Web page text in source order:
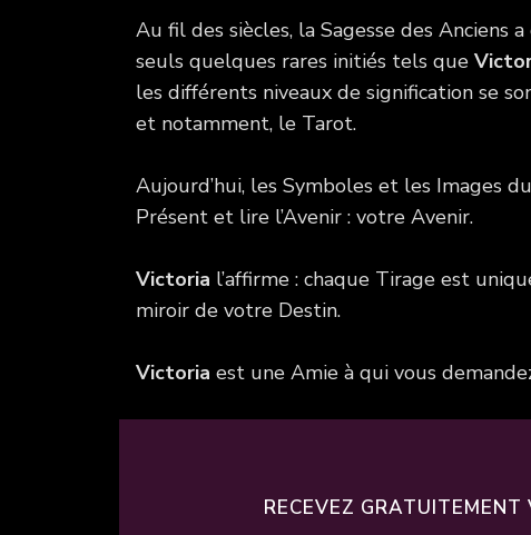
Au fil des siècles, la Sagesse des Anciens
seuls quelques rares initiés tels que
les différents niveaux de signification se
et notamment, le Tarot.
Aujourd’hui, les Symboles et les Images
Présent et lire l’Avenir : votre Avenir.
Victoria l’affirme : chaque Tirage est
miroir de votre Destin.
Victoria est une Amie à qui vous
RECEVEZ